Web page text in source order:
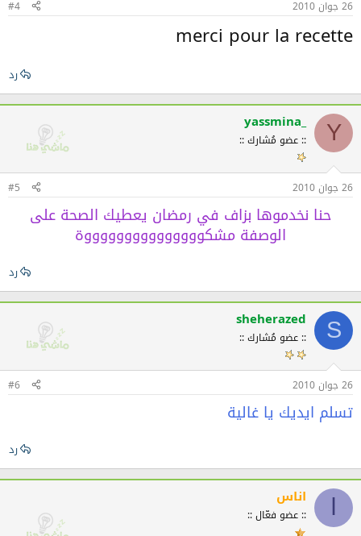
26 جوان 2010 #4
merci pour la recette
رد
Y
yassmina_
:: عضو مُشارك ::
26 جوان 2010 #5
حنا نخدموها بزاف في رمضان يعطيك الصحة على
الوصفة مشكوووووووووووووووة
رد
S
sheherazed
:: عضو مُشارك ::
26 جوان 2010 #6
تسلم ايديك يا غالية
رد
اناس
:: عضو فعّال ::